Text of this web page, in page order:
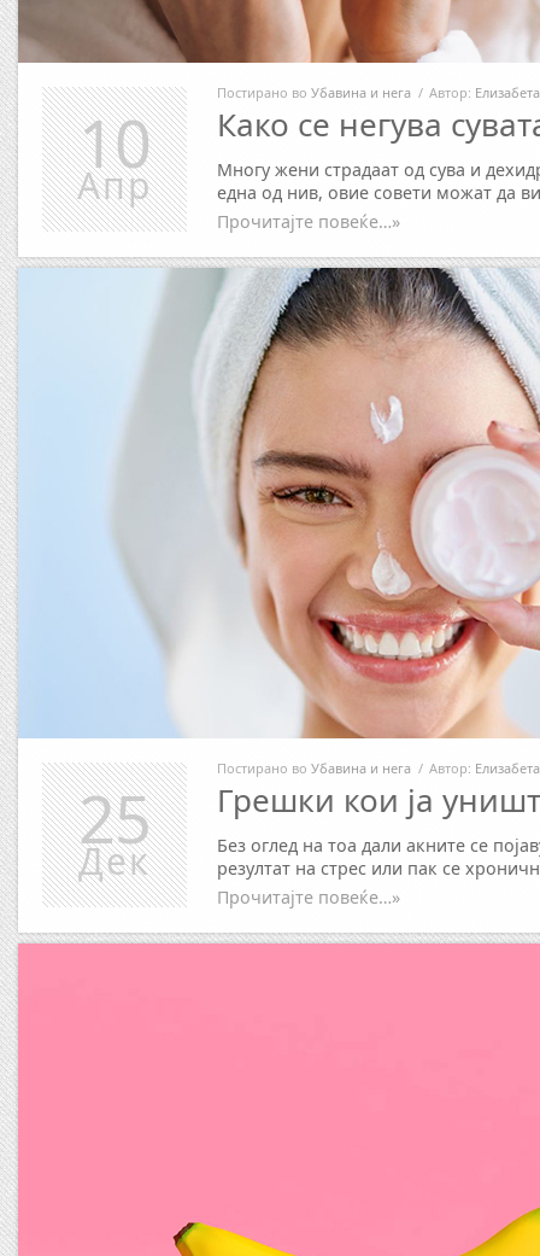
Постирано во Убавина и нега / Автор:
Како се негува
Многу жени страдаат од сува и
една од нив, овие совети можат да
Прочитајте повеќе…»
10
Апр
Постирано во Убавина и нега / Автор:
Грешки кои ја
Без оглед на тоа дали акните се
резултат на стрес или пак се
Прочитајте повеќе…»
25
Дек